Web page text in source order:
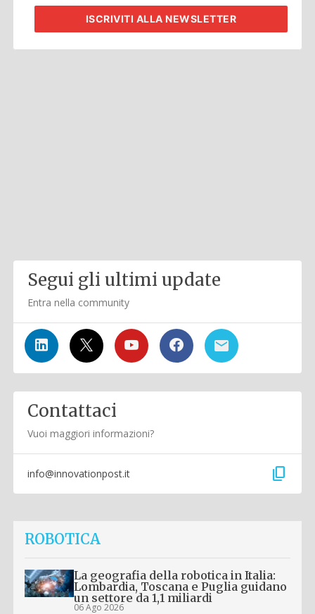
ISCRIVITI ALLA NEWSLETTER
Segui gli ultimi update
Entra nella community
Contattaci
Vuoi maggiori informazioni?
info@innovationpost.it content_copy
ROBOTICA
La geografia della robotica in Italia:
Lombardia, Toscana e Puglia guidano
un settore da 1,1 miliardi
06 Ago 2026